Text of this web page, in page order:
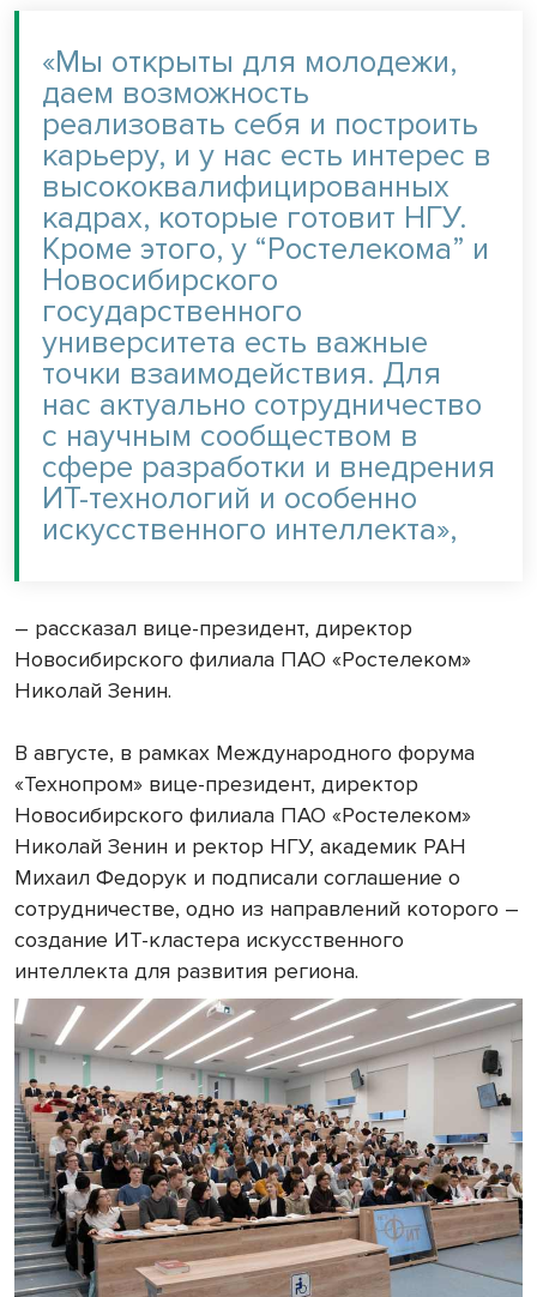
«Мы открыты для молодежи,
даем возможность
реализовать себя и построить
карьеру, и у нас есть интерес в
высококвалифицированных
кадрах, которые готовит НГУ.
Кроме этого, у “Ростелекома” и
Новосибирского
государственного
университета есть важные
точки взаимодействия. Для
нас актуально сотрудничество
с научным сообществом в
сфере разработки и внедрения
ИТ-технологий и особенно
искусственного интеллекта»,
– рассказал вице-президент, директор
Новосибирского филиала ПАО «Ростелеком»
Николай Зенин.
В августе, в рамках Международного форума
«Технопром» вице-президент, директор
Новосибирского филиала ПАО «Ростелеком»
Николай Зенин и ректор НГУ, академик РАН
Михаил Федорук и подписали соглашение о
сотрудничестве, одно из направлений которого –
создание ИТ-кластера искусственного
интеллекта для развития региона.